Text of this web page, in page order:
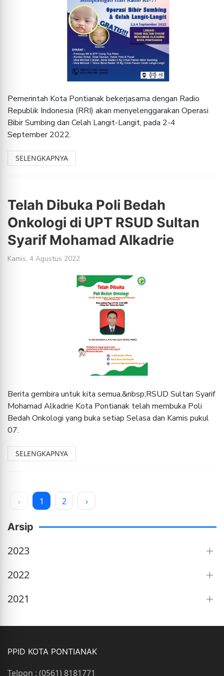
Pemerintah Kota Pontianak bekerjasama dengan Radio
Republik Indonesia (RRI) akan menyelenggarakan Operasi
Bibir Sumbing dan Celah Langit-Langit, pada 2-4
September 2022.
SELENGKAPNYA
Telah Dibuka Poli Bedah
Onkologi di UPT RSUD Sultan
Syarif Mohamad Alkadrie
Kamis, 4 Agustus 2022
Berita gembira untuk kita semua,&nbsp;RSUD Sultan Syarif
Mohamad Alkadrie Kota Pontianak telah membuka Poli
Bedah Onkologi yang buka setiap Selasa dan Kamis pukul
07.
SELENGKAPNYA
‹ 1 2 ›
Arsip
2023
2022
2021
PPID KOTA PONTIANAK
Telpon : (0561) 8181771